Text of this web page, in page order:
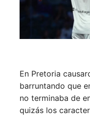
En Pretoria
barruntando que
no terminaba de
quizás los